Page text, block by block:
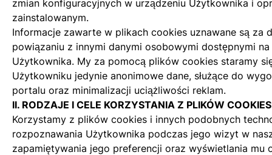
zmian konfiguracyjnych w urządzeniu Użytkownika i
zainstalowanym.
Informacje zawarte w plikach cookies uznawane są za
powiązaniu z innymi danymi osobowymi dostępnymi
Użytkownika. My za pomocą plików cookies staramy
Użytkowniku jedynie anonimowe dane, służące do
portalu oraz minimalizacji uciążliwości reklam.
II. RODZAJE I CELE KORZYSTANIA Z PLIKÓW COOKIES
Korzystamy z plików cookies i innych podobnych
rozpoznawania Użytkownika podczas jego wizyt w
zapamiętywania jego preferencji oraz wyświetlania mu